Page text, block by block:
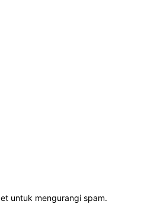
untuk mengurangi spam.